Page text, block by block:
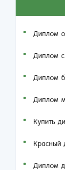
Диплом
Диплом
Диплом
Диплом
Купить
Красный
Диплом